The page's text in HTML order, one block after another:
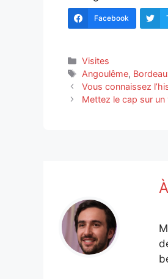
Facebook
Catégories
Visites
Étiquettes
Angoulême,
Vous connaissez
Mettez le cap sur